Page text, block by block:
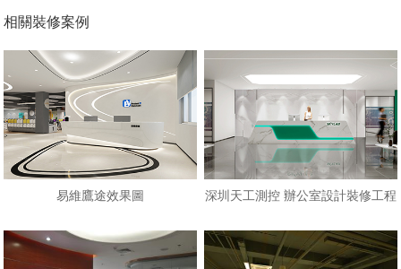
相關裝修案例
易維鷹途效果圖 深圳天工測控 辦公室設計裝修工程